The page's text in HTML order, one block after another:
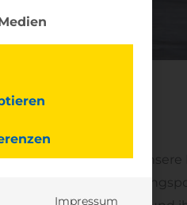
ist es uns wichtig,
können und wir
eine Einwilligung erteilt
Impressum